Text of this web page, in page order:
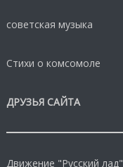
советская музыка
Стихи о комсомоле
ДРУЗЬЯ САЙТА
Движение "Русский лад"